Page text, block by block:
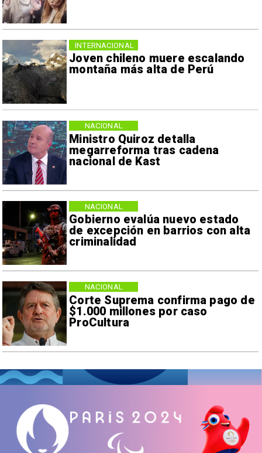
Joven chileno muere escalando
montaña más alta de Perú
INTERNACIONAL
Ministro Quiroz detalla
megarreforma tras cadena
nacional de Kast
NACIONAL
Gobierno evalúa nuevo estado
de excepción en barrios con alta
criminalidad
NACIONAL
Corte Suprema confirma pago de
$1.000 millones por caso
ProCultura
NACIONAL